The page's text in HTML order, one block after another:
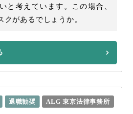
と考えています。この場合、
クがあるでしょうか。
退職勧奨 ALG 東京法律事務所